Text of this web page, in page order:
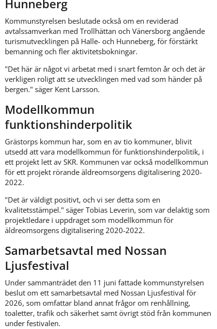
Hunneberg
Kommunstyrelsen beslutade också om en reviderad
avtalssamverkan med Trollhättan och Vänersborg angående
turismutvecklingen på Halle- och Hunneberg, för förstärkt
bemanning och fler aktivitetsbokningar.
"Det här är något vi arbetat med i snart femton år och det är
verkligen roligt att se utvecklingen med vad som händer på
bergen." säger Kent Larsson.
Modellkommun
funktionshinderpolitik
Grästorps kommun har, som en av tio kommuner, blivit
utsedd att vara modellkommun för funktionshinderpolitik, i
ett projekt lett av SKR. Kommunen var också modellkommun
för ett projekt rörande äldreomsorgens digitalisering 2020-
2022.
"Det är väldigt positivt, och vi ser detta som en
kvalitetsstämpel." säger Tobias Leverin, som var delaktig som
projektledare i uppdraget som modellkommun för
äldreomsorgens digitalisering 2020-2022.
Samarbetsavtal med Nossan
Ljusfestival
Under sammanträdet den 11 juni fattade kommunstyrelsen
beslut om ett samarbetsavtal med Nossan Ljusfestival för
2026, som omfattar bland annat frågor om renhållning,
toaletter, trafik och säkerhet samt övrigt stöd från kommunen
under festivalen.